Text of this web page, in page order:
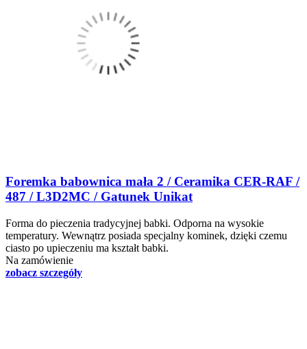
Foremka babownica mała 2 / Ceramika CER-RAF /
487 / L3D2MC / Gatunek Unikat
Forma do pieczenia tradycyjnej babki. Odporna na wysokie
temperatury. Wewnątrz posiada specjalny kominek, dzięki czemu
ciasto po upieczeniu ma kształt babki.
Na zamówienie
zobacz szczegóły